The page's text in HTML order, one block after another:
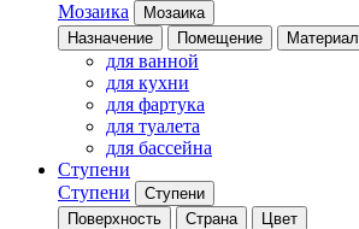
Мозаика
Мозаика
Назначение
Помещение Материал
для ванной
для кухни
для фартука
для туалета
для бассейна
Ступени
Ступени
Ступени
Поверхность
Страна Цвет